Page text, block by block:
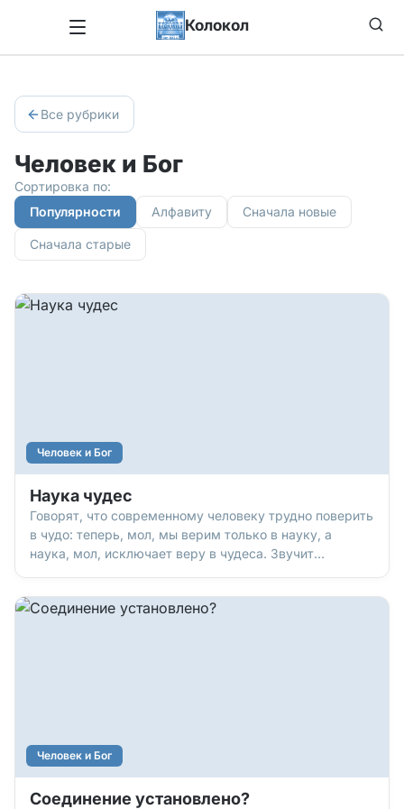
Колокол
Все рубрики
Человек и Бог
Сортировка по:
Популярности
Алфавиту Сначала новые
Сначала старые
Человек и Бог
Наука чудес
Говорят, что современному человеку трудно поверить
в чудо: теперь, мол, мы верим только в науку, а
наука, мол, исключает веру в чудеса. Звучит
люди, верующие в Бога) не согласились бы с таким
Человек и Бог
Соединение установлено?